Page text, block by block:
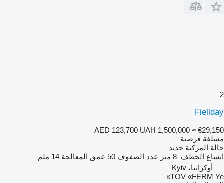
2
Fiellday
AED 123,700 UAH 1,500,000 ≈ €29,150
مسلفة قرصية
حالة المركبة جديد
اتساع الخطف 8 متر عدد الصفوف 50 عمق المعالجة 14 ملم
أوكرانيا، Kyiv
TOV «FERM Ye»